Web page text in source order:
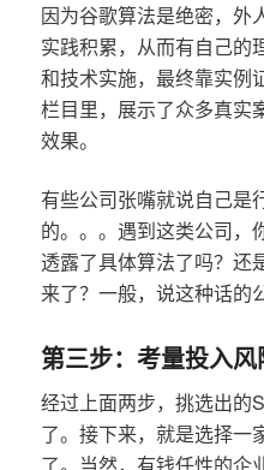
因为谷歌算法是绝密，外
实践积累，从而有自己的
和技术实施，最终靠实例
栏目里，展示了众多真实
效果。
有些公司张嘴就说自己是
的。。。遇到这类公司，
透露了具体算法了吗？还
来了？一般，说这种话的
第三步：考量投入风
经过上面两步，挑选出的
了。接下来，就是选择一